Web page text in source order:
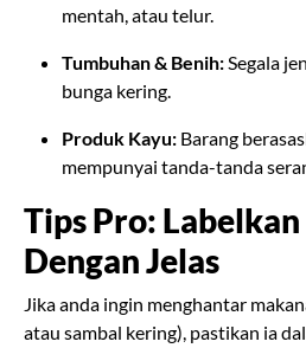
mentah, atau telur.
Tumbuhan & Benih:Segala
bunga kering.
Produk Kayu: Barang
mempunyai tanda-tanda
Tips Pro:
Dengan Jelas
Jika anda ingin menghantar
atau sambal kering), pastikan ia